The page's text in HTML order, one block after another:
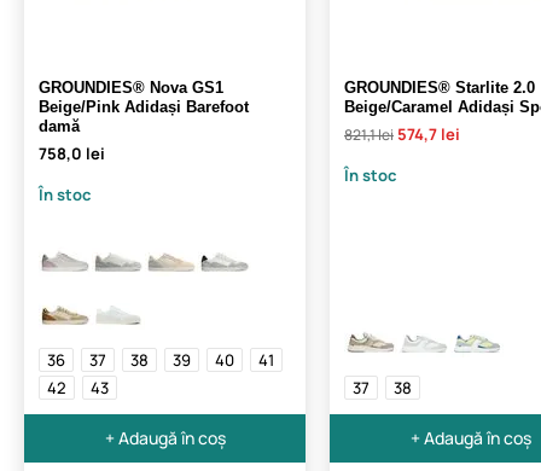
GROUNDIES® Nova GS1
Beige/Pink Adidași Barefoot
damă
758,0 lei
În stoc
36 37 38 39 40
41
42
43
+ Adaugă în coș
GROUNDIES® Starlite 2.0
Beige/Caramel Adidași
821,1 lei 574,7 lei
În stoc
37 38
+ Adaugă în coș